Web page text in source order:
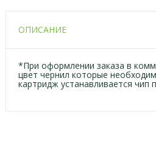
ОПИСАНИЕ
*При оформлении заказа в
цвет чернил которые
картридж устанавливается чип